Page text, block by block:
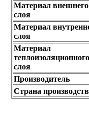
Материал внешнего
слоя
Материал
слоя
Материал
теплоизоляционного
слоя
Производитель
Страна